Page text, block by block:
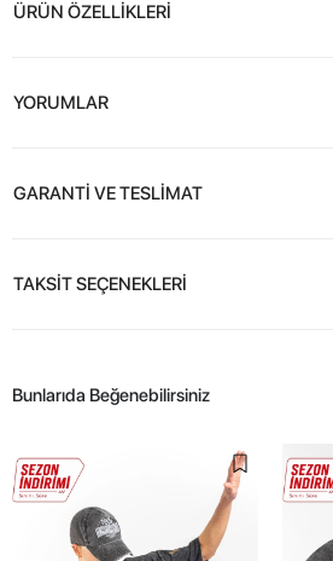
ÜRÜN ÖZELLİKLERİ
YORUMLAR
GARANTİ VE TESLİMAT
TAKSİT SEÇENEKLERİ
Bunlarıda Beğenebilirsiniz